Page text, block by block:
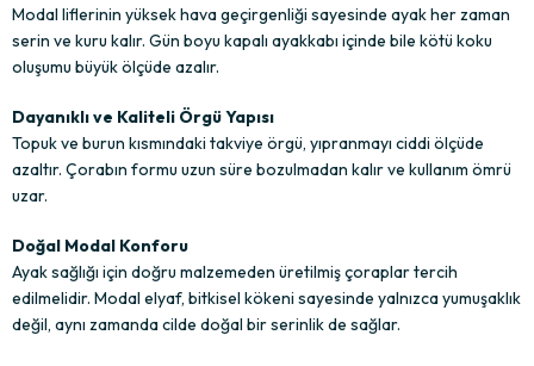
Modal liflerinin yüksek hava geçirgenliği sayesinde ayak her zaman
serin ve kuru kalır. Gün boyu kapalı ayakkabı içinde bile kötü koku
oluşumu büyük ölçüde azalır.
Dayanıklı ve Kaliteli Örgü Yapısı
Topuk ve burun kısmındaki takviye örgü, yıpranmayı ciddi ölçüde
azaltır. Çorabın formu uzun süre bozulmadan kalır ve kullanım ömrü
uzar.
Doğal Modal Konforu
Ayak sağlığı için doğru malzemeden üretilmiş çoraplar tercih
edilmelidir. Modal elyaf, bitkisel kökeni sayesinde yalnızca yumuşaklık
değil, aynı zamanda cilde doğal bir serinlik de sağlar.